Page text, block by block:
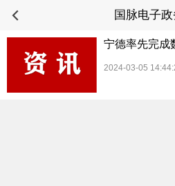
国脉电子政
宁德率先完成
2024-03-05